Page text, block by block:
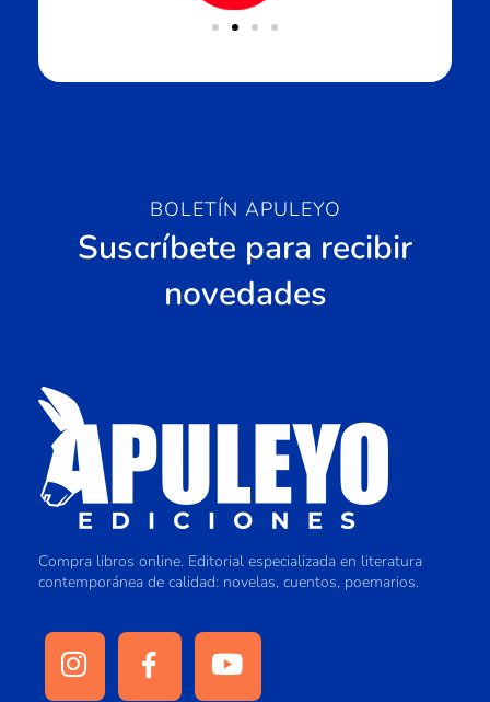
BOLETÍN APULEYO
Suscríbete para recibir
novedades
Compra libros online. Editorial especializada en literatura
contemporánea de calidad: novelas, cuentos, poemarios.